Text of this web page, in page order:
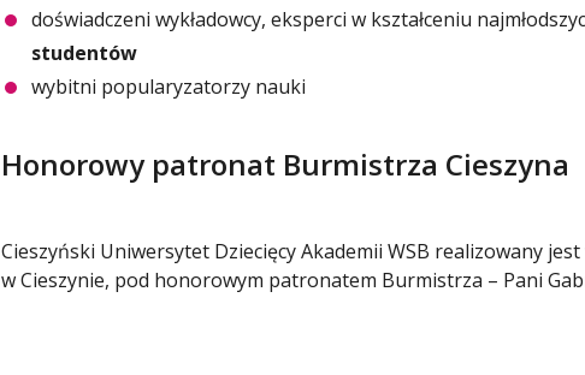
doświadczeni wykładowcy, eksperci w kształceniu
studentów
wybitni popularyzatorzy nauki
Honorowy patronat Burmistrza Cieszyna
Cieszyński Uniwersytet Dziecięcy Akademii WSB realizowany
w Cieszynie, pod honorowym patronatem Burmistrza – Pani